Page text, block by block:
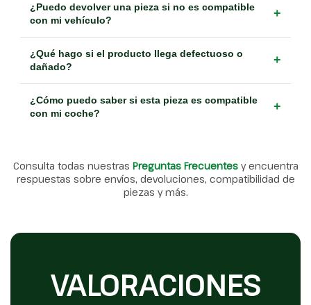
¿Puedo devolver una pieza si no es compatible
con mi vehículo?
+
¿Qué hago si el producto llega defectuoso o
dañado?
+
¿Cómo puedo saber si esta pieza es compatible
con mi coche?
+
Consulta todas nuestras Preguntas Frecuentes y encuentra
respuestas sobre envíos, devoluciones, compatibilidad de
piezas y más.
VALORACIONES